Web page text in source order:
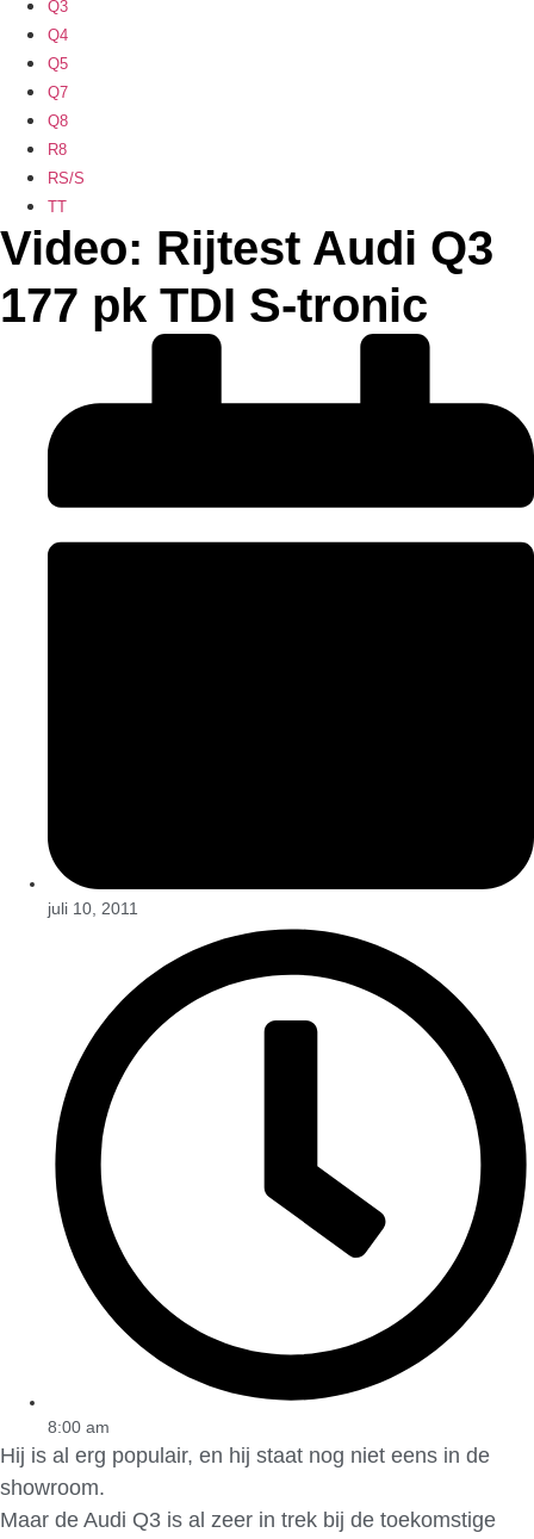
Q3
Q4
Q5
Q7
Q8
R8
RS/S
TT
Video: Rijtest Audi Q3
177 pk TDI S-tronic
juli 10, 2011
8:00 am
Hij is al erg populair, en hij staat nog niet eens in de
showroom.
Maar de Audi Q3 is al zeer in trek bij de toekomstige